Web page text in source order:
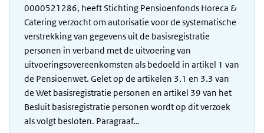
0000521286, heeft Stichting Pensioenfonds Horeca &
Catering verzocht om autorisatie voor de systematische
verstrekking van gegevens uit de basisregistratie
personen in verband met de uitvoering van
uitvoeringsovereenkomsten als bedoeld in artikel 1 van
de Pensioenwet. Gelet op de artikelen 3.1 en 3.3 van
de Wet basisregistratie personen en artikel 39 van het
Besluit basisregistratie personen wordt op dit verzoek
als volgt besloten. Paragraaf…